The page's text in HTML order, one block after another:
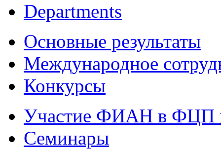
Departments
Основные результаты
Международное
Конкурсы
Участие ФИАН в ФЦП
Семинары